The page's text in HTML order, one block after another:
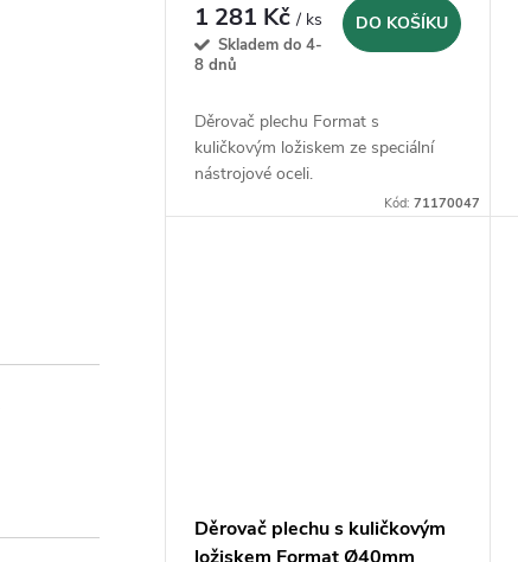
1 281 Kč/ ks
Skladem do 4-
8 dnů
DO KOŠÍKU
Děrovač plechu Format s
kuličkovým ložiskem ze speciální
nástrojové oceli.
Kód:71170047
Děrovač plechu s kuličkovým